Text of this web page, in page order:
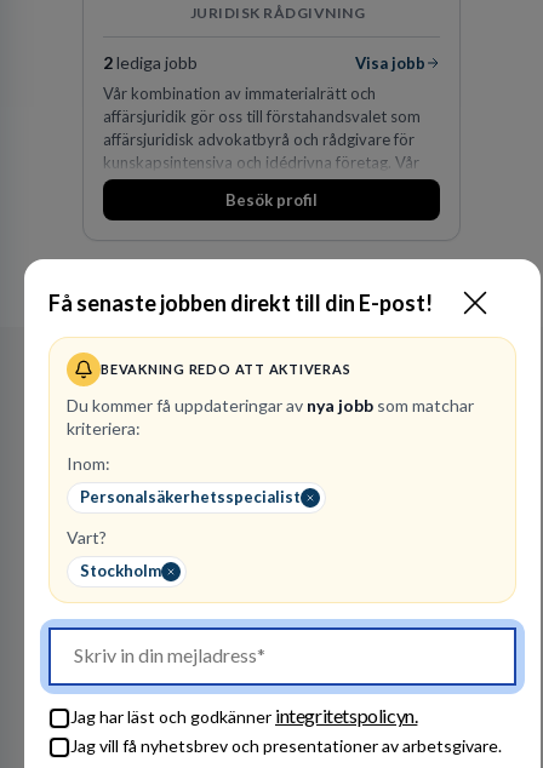
Få senaste jobben direkt till din E-post!
BEVAKNING REDO ATT AKTIVERAS
Du kommer få uppdateringar av nya jobb som matchar
kriteriera:
Inom:
Personalsäkerhetsspecialist
Vart?
Stockholm
Jag har läst och godkänner integritetspolicyn.
Jag vill få nyhetsbrev och presentationer av arbetsgivare.
JURIDISK RÅDGIVNING
2lediga jobb
Visa jobb
Vår kombination av immaterialrätt och
affärsjuridik gör oss till förstahandsvalet som
affärsjuridisk advokatbyrå och rådgivare för
kunskapsintensiva och idédrivna företag. Vår
expertis inom IP-tillgångar har gett oss en
marknadsledande position. Våra klienter väljer
Besök profil